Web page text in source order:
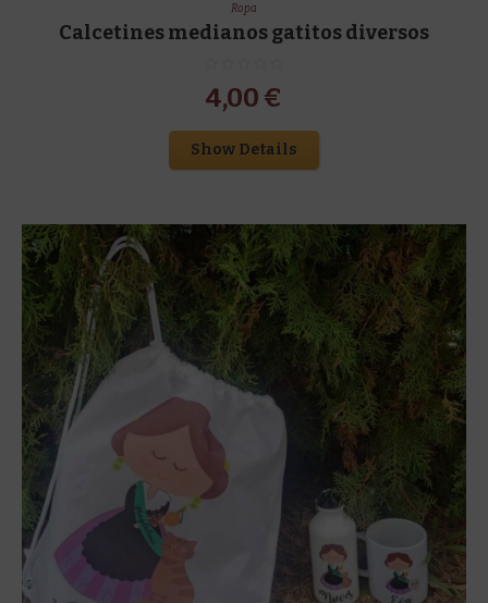
Ropa
Calcetines medianos gatitos diversos
4,00 €
Show Details